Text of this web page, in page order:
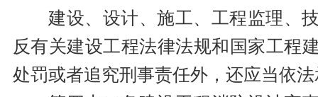
建设、设计、施工、工程监理、
反有关建设工程法律法规和国家工程
处罚或者追究刑事责任外，还应当依